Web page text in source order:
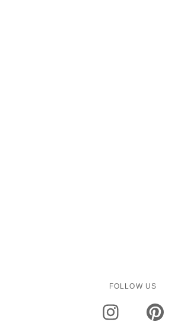
FOLLOW US